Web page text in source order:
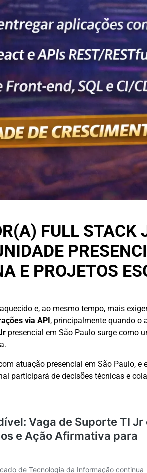
FULL
E PROJETOS
e, ao mesmo tempo, mais
via API, principalmente quando o
presencial em São Paulo surge como
atuação presencial em São Paulo,
participará de decisões técnicas e